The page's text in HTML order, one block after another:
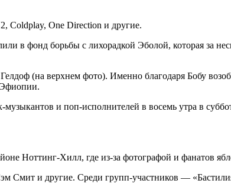
Coldplay, One Direction и другие.
в фонд борьбы с лихорадкой Эболой, которая за
(на верхнем фото). Именно благодаря Бобу
Эфиопии.
и поп-исполнителей в восемь утра в
Ноттинг-Хилл, где из-за фотографой и фанатов
и другие. Среди групп-участников —